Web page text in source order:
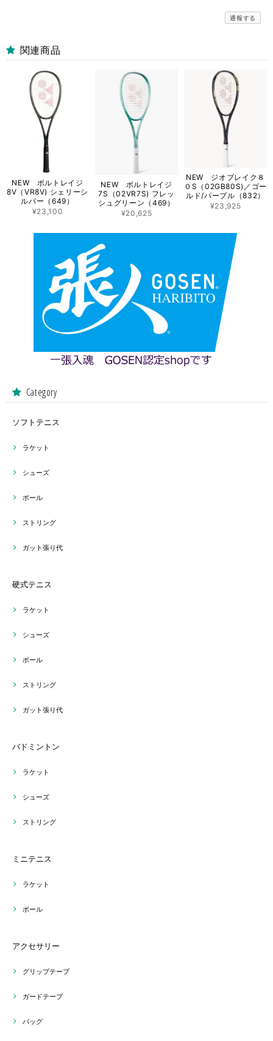
通報する
関連商品
NEW ボルトレイジ
8V（VR8V) シェリーシ
ルバー（649）
¥23,100
NEW ボルトレイジ
7S（02VR7S) フレッ
シュグリーン（469）
¥20,625
NEW ジオブレイク８
０S（02GB80S)／ゴー
ルド/パープル（832）
¥23,925
Category
ソフトテニス
ラケット
シューズ
ボール
ストリング
ガット張り代
硬式テニス
ラケット
シューズ
ボール
ストリング
ガット張り代
バドミントン
ラケット
シューズ
ストリング
ミニテニス
ラケット
ボール
アクセサリー
グリップテープ
ガードテープ
バッグ